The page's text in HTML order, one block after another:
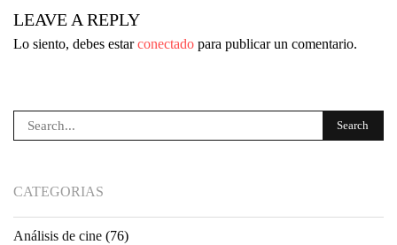
LEAVE A REPLY
Lo siento, debes estarconectado para publicar un comentario.
CATEGORIAS
Análisis de cine (76)